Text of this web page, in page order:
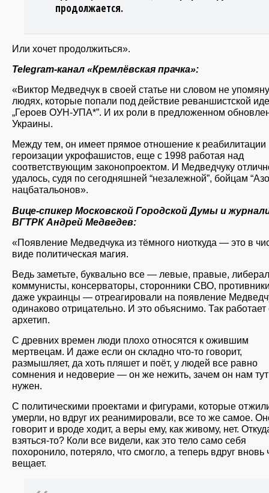
продолжается.
Или хочет продолжиться».
Telegram-канал «Кремлёвская прачка»:
«Виктор Медведчук в своей статье ни словом не
людях, которые попали под действие реваншистской
„Героев ОУН-УПА*”. И их роли в предложенном
Украины.
Между тем, он имеет прямое отношение к реабилитации
героизации укрофашистов, еще с 1998 работая над
соответствующим законопроектом. И Медведчуку
удалось, судя по сегодняшней “незалежной”, бойцам
нацбатальонов».
Вице-спикер Московской Городской Думы и
ВГТРК Андрей Медведев:
«Появление Медведчука из тёмного ниоткуда — это в
виде политическая магия.
Ведь заметьте, буквально все — левые, правые,
коммунисты, консерваторы, сторонники СВО,
даже украинцы — отреагировали на появление
одинаково отрицательно. И это объяснимо. Так
архетип.
С древних времен люди плохо относятся к ожившим
мертвецам. И даже если он складно что-то говорит,
размышляет, да хоть пляшет и поёт, у людей все равно
сомнения и недоверие — он же нежить, зачем он нам тут
нужен.
С политическими проектами и фигурами, которые
умерли, но вдруг их реанимировали, все то же самое.
говорит и вроде ходит, а веры ему, как живому, нет.
взяться-то? Коли все видели, как это тело само себя
похоронило, потеряло, что смогло, а теперь вдруг вновь
вещает.